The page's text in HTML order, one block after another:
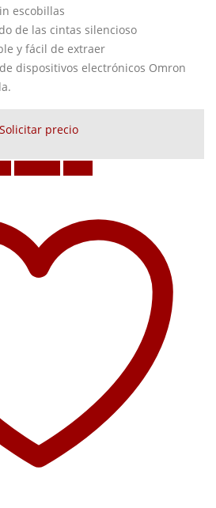
escobillas
de las cintas silencioso
y fácil de extraer
dispositivos electrónicos Omron
Solicitar precio